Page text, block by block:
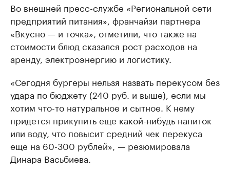
Во внешней пресс-службе «Региональной сети
предприятий питания», франчайзи партнера
«Вкусно — и точка», отметили, что также на
стоимости блюд сказался рост расходов на
аренду, электроэнергию и логистику.
«Сегодня бургеры нельзя назвать перекусом без
удара по бюджету (240 руб. и выше), если мы
хотим что-то натуральное и сытное. К нему
придется прикупить еще какой-нибудь напиток
или воду, что повысит средний чек перекуса
еще на 60-300 рублей», — резюмировала
Динара Васьбиева.